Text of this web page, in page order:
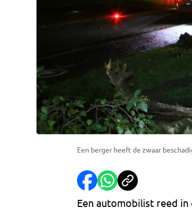
Een berger heeft de zwaar
Een automobilist reed